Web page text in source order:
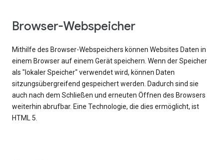
Browser-Webspeicher
Mithilfe des Browser-Webspeichers können Websites Daten in
einem Browser auf einem Gerät speichern. Wenn der Speicher
als "lokaler Speicher" verwendet wird, können Daten
sitzungsübergreifend gespeichert werden. Dadurch sind sie
auch nach dem Schließen und erneuten Öffnen des Browsers
weiterhin abrufbar. Eine Technologie, die dies ermöglicht, ist
HTML 5.